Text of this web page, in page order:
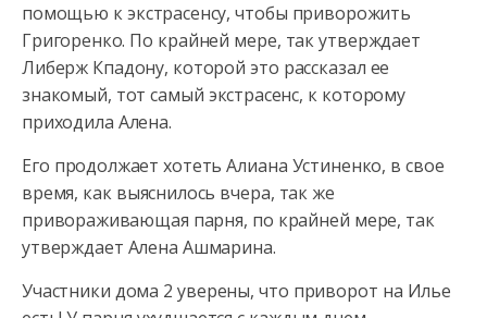
помощью к экстрасенсу, чтобы приворожить
Григоренко. По крайней мере, так утверждает
Либерж Кпадону, которой это рассказал ее
знакомый, тот самый экстрасенс, к которому
приходила Алена.
Его продолжает хотеть Алиана Устиненко, в свое
время, как выяснилось вчера, так же
привораживающая парня, по крайней мере, так
утверждает Алена Ашмарина.
Участники дома 2 уверены, что приворот на Илье